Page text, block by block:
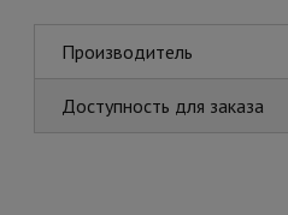
Производитель
Доступность для заказа